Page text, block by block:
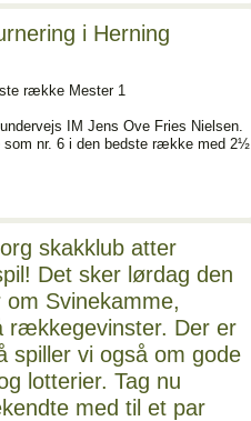
i Herning
række Mester 1
IM Jens Ove Fries Nielsen.
som nr. 6 i den bedste række med 2½
skakklub atter
Det sker lørdag den
Svinekamme,
rækkegevinster. Der er
spiller vi også om gode
lotterier. Tag nu
med til et par